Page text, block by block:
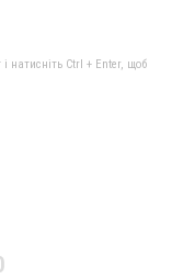
натисніть Ctrl + Enter, щоб